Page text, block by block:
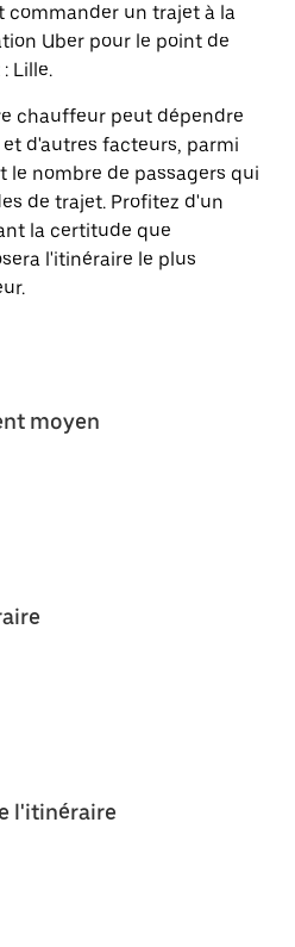
commander un trajet à la
Uber pour le point de
Lille.
chauffeur peut dépendre
d'autres facteurs, parmi
le nombre de passagers qui
de trajet. Profitez d'un
la certitude que
l'itinéraire le plus
moyen
l'itinéraire